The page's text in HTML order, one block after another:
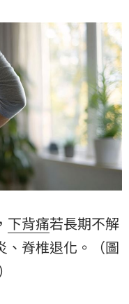
下背痛若長期不解
、脊椎退化。（圖